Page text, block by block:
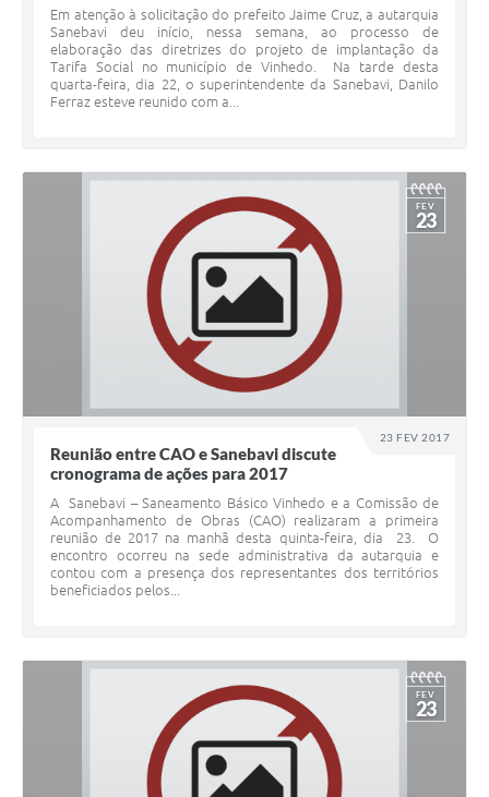
Em atenção à solicitação do prefeito Jaime Cruz, a autarquia
Sanebavi deu início, nessa semana, ao processo de
elaboração das diretrizes do projeto de implantação da
Tarifa Social no município de Vinhedo. Na tarde desta
quarta-feira, dia 22, o superintendente da Sanebavi, Danilo
Ferraz esteve reunido com a...
23 FEV 2017
FEV
23
Reunião entre CAO e Sanebavi discute
cronograma de ações para 2017
A Sanebavi – Saneamento Básico Vinhedo e a Comissão de
Acompanhamento de Obras (CAO) realizaram a primeira
reunião de 2017 na manhã desta quinta-feira, dia 23. O
encontro ocorreu na sede administrativa da autarquia e
contou com a presença dos representantes dos territórios
beneficiados pelos...
FEV
23